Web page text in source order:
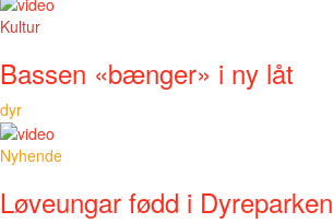
Kultur
Bassen «bænger» i ny låt
dyr
Nyhende
Løveungar fødd i Dyreparken